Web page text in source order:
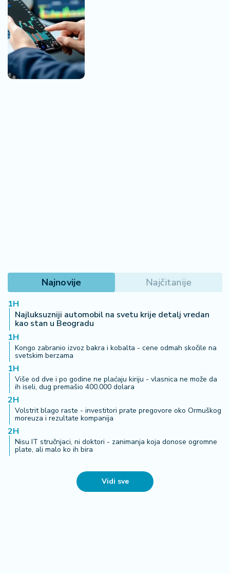
Najnovije Najčitanije
1H
Najluksuzniji automobil na svetu krije detalj vredan
kao stan u Beogradu
1H
Kongo zabranio izvoz bakra i kobalta - cene odmah skočile na
svetskim berzama
1H
Više od dve i po godine ne plaćaju kiriju - vlasnica ne može da
ih iseli, dug premašio 400.000 dolara
2H
Volstrit blago raste - investitori prate pregovore oko Ormuškog
moreuza i rezultate kompanija
2H
Nisu IT stručnjaci, ni doktori - zanimanja koja donose ogromne
plate, ali malo ko ih bira
Vidi sve